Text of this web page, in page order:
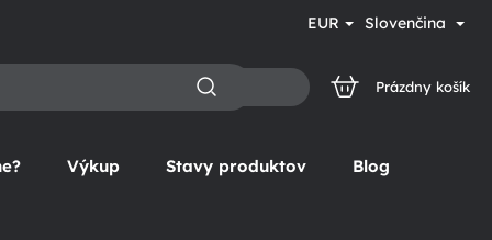
EUR Slovenčina
NÁKUPNÝ
Prázdny košík
Výkup Stavy produktov Blog